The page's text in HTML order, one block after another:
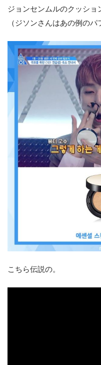
ジョンセンムルのクッシ
（ジソンさんはあの例のパ
こちら伝説の。